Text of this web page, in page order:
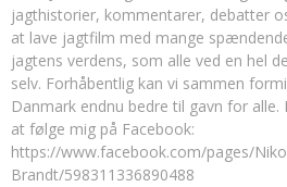
jagthistorier, kommentarer, debatter
at lave jagtfilm med mange
jagtens verdens, som alle ved en hel
selv. Forhåbentlig kan vi sammen
Danmark endnu bedre til gavn for
at følge mig på Facebook:
https://www.facebook.com/pages/
Brandt/598311336890488